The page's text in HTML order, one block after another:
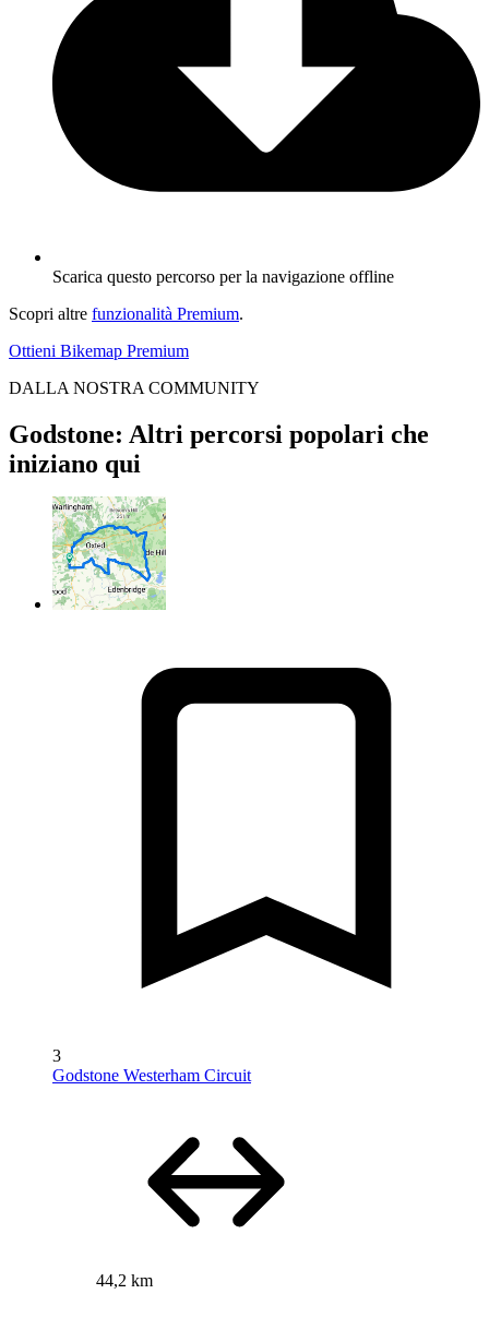
Scarica questo percorso per la navigazione offline
Scopri altre funzionalità Premium.
Ottieni Bikemap Premium
DALLA NOSTRA COMMUNITY
Godstone: Altri percorsi popolari che
iniziano qui
3
Godstone Westerham Circuit
44,2 km